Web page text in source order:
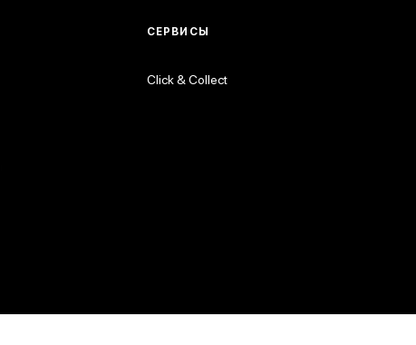
СЕРВИСЫ
Click & Collect